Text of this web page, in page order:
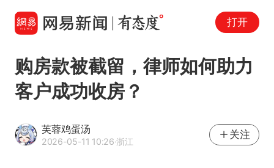
打开
购房款被截留，律师如何助力
客户成功收房？
芙蓉鸡蛋汤
2026-05-11 10:26·浙江
关注